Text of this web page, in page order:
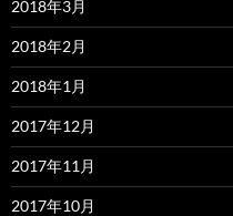
2018年3月
2018年2月
2018年1月
2017年12月
2017年11月
2017年10月